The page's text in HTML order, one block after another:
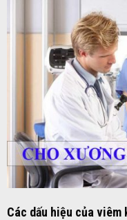
Các dấu hiệu của viêm